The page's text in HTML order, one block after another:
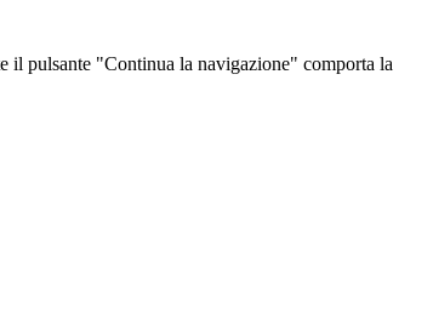
il pulsante "Continua la navigazione" comporta la